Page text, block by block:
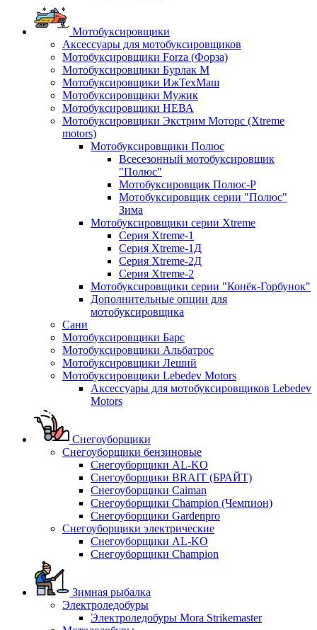
Мотобуксировщики
Аксессуары для мотобуксировщиков
Мотобуксировщики Forza (Форза)
Мотобуксировщики Бурлак М
Мотобуксировщики ИжТехМаш
Мотобуксировщики Мужик
Мотобуксировщики НЕВА
Мотобуксировщики Экстрим Моторс (Xtreme
motors)
Мотобуксировщики Полюс
Всесезонный мотобуксировщик
"Полюс"
Мотобуксировщик Полюс-Р
Мотобуксировщик серии "Полюс"
Зима
Мотобуксировщики серии Xtreme
Серия Xtreme-1
Серия Xtreme-1Д
Серия Xtreme-2Д
Серия Xtreme-2
Мотобуксировщики серии "Конёк-Горбунок"
Дополнительные опции для
мотобуксировщика
Сани
Мотобуксировщики Барс
Мотобуксировщики Альбатрос
Мотобуксировщики Леший
Мотобуксировщики Lebedev Motors
Аксессуары для мотобуксировщиков Lebedev
Motors
Снегоуборщики
Снегоуборщики бензиновые
Снегоуборщики AL-KO
Снегоуборщики BRAIT (БРАЙТ)
Снегоуборщики Caiman
Снегоуборщики Champion (Чемпион)
Снегоуборщики Gardenpro
Снегоуборщики электрические
Снегоуборщики AL-KO
Снегоуборщики Champion
Зимная рыбалка
Электроледобуры
Электроледобуры Mora Strikemaster